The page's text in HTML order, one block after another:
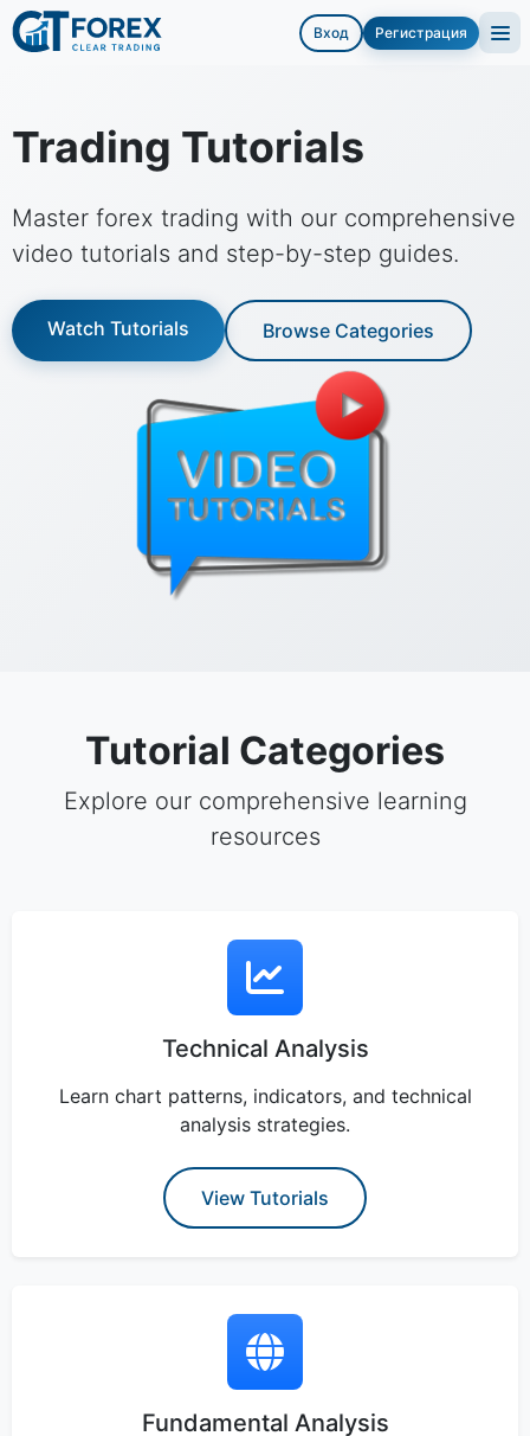
Вход Регистрация
Trading Tutorials
Master forex trading with our comprehensive
video tutorials and step-by-step guides.
Watch Tutorials Browse Categories
Tutorial Categories
Explore our comprehensive learning
resources
Technical Analysis
Learn chart patterns, indicators, and technical
analysis strategies.
View Tutorials
Fundamental Analysis